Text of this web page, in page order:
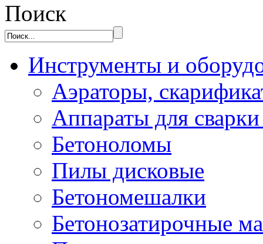
Поиск
Инструменты и
Аэраторы,
Аппараты для
Бетоноломы
Пилы дисковые
Бетономешалки
Бетонозатирочные